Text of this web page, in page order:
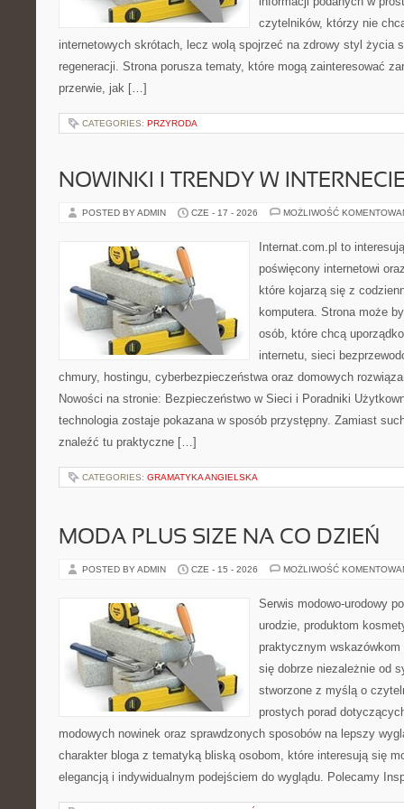
czytelników, którzy nie
internetowych skrótach, lecz wolą spojrzeć na zdrowy styl życia
regeneracji. Strona porusza tematy, które mogą zainteresować
przerwie, jak […]
CATEGORIES: PRZYRODA
NOWINKI I TRENDY W
POSTED BY ADMIN CZE - 17 - 2026 MOŻLIWOŚĆ
Internat.com.pl to
poświęcony internetowi
które kojarzą się z
komputera. Strona może
osób, które chcą
internetu, sieci
chmury, hostingu, cyberbezpieczeństwa oraz domowych
Nowości na stronie: Bezpieczeństwo w Sieci i Poradniki
technologia zostaje pokazana w sposób przystępny. Zamiast
znaleźć tu praktyczne […]
CATEGORIES: GRAMATYKA ANGIELSKA
MODA PLUS SIZE NA CO DZIEŃ
POSTED BY ADMIN CZE - 15 - 2026 MOŻLIWOŚĆ
Serwis modowo-urodowy
urodzie, produktom
praktycznym
się dobrze niezależnie od
stworzone z myślą o
prostych porad
modowych nowinek oraz sprawdzonych sposobów na lepszy
charakter bloga z tematyką bliską osobom, które interesują się
elegancją i indywidualnym podejściem do wyglądu. Polecamy